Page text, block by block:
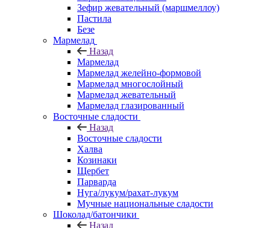
Зефир жевательный (маршмеллоу)
Пастила
Безе
Мармелад
Назад
Мармелад
Мармелад желейно-формовой
Мармелад многослойный
Мармелад жевательный
Мармелад глазированный
Восточные сладости
Назад
Восточные сладости
Халва
Козинаки
Щербет
Парварда
Нуга/лукум/рахат-лукум
Мучные национальные сладости
Шоколад/батончики
Назад